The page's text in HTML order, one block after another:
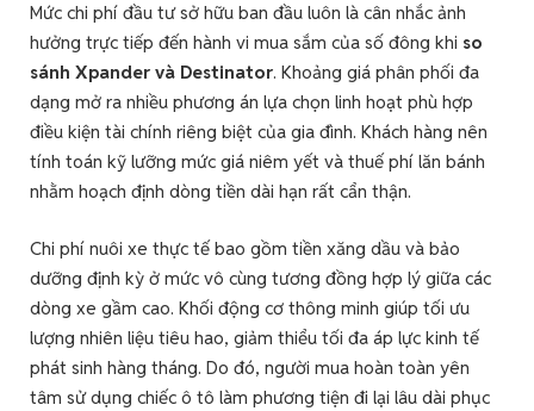
Mức chi phí đầu tư sở hữu ban đầu luôn là cân nhắc ảnh
hưởng trực tiếp đến hành vi mua sắm của số đông khi so
sánh Xpander và Destinator. Khoảng giá phân phối đa
dạng mở ra nhiều phương án lựa chọn linh hoạt phù hợp
điều kiện tài chính riêng biệt của gia đình. Khách hàng nên
tính toán kỹ lưỡng mức giá niêm yết và thuế phí lăn bánh
nhằm hoạch định dòng tiền dài hạn rất cẩn thận.
Chi phí nuôi xe thực tế bao gồm tiền xăng dầu và bảo
dưỡng định kỳ ở mức vô cùng tương đồng hợp lý giữa các
dòng xe gầm cao. Khối động cơ thông minh giúp tối ưu
lượng nhiên liệu tiêu hao, giảm thiểu tối đa áp lực kinh tế
phát sinh hàng tháng. Do đó, người mua hoàn toàn yên
tâm sử dụng chiếc ô tô làm phương tiện đi lại lâu dài phục